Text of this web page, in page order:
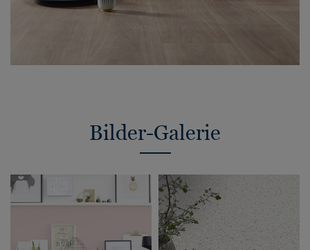
Bilder-Galerie